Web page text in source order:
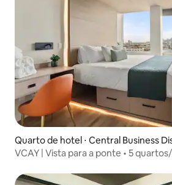
Quarto de hotel ⋅ Central Business
VCAY | Vista para a ponte • 5